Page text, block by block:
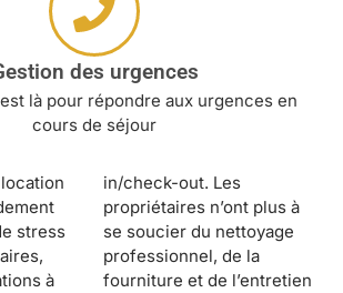
des urgences
là pour répondre aux urgences en
cours de séjour
stress
à
Les
plus à
la